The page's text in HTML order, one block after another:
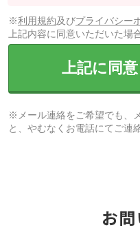
※利用規約及びプライバシー
上記内容に同意いただいた場
上記に同
※メール連絡をご希望でも、
と、やむなくお電話にてご連
お